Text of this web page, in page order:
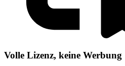
Volle Lizenz, keine Werbung